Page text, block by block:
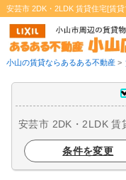
小山の賃貸ならあるある不動産 >
安芸市 2DK・2LDK 賃
条件を変更